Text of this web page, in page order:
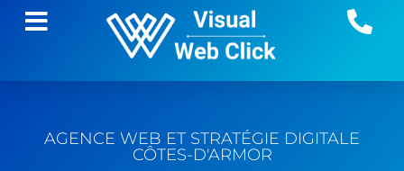
AGENCE WEB ET STRATÉGIE DIGITALE
CÔTES-D'ARMOR